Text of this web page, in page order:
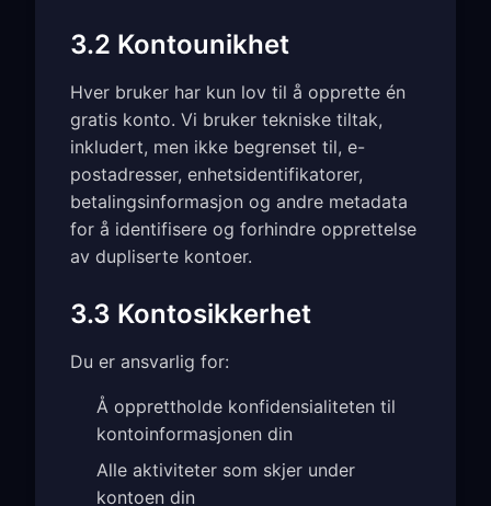
3.2 Kontounikhet
Hver bruker har kun lov til å opprette én
gratis konto. Vi bruker tekniske tiltak,
inkludert, men ikke begrenset til, e-
postadresser, enhetsidentifikatorer,
betalingsinformasjon og andre metadata
for å identifisere og forhindre opprettelse
av dupliserte kontoer.
3.3 Kontosikkerhet
Du er ansvarlig for:
Å opprettholde konfidensialiteten til
kontoinformasjonen din
Alle aktiviteter som skjer under
kontoen din